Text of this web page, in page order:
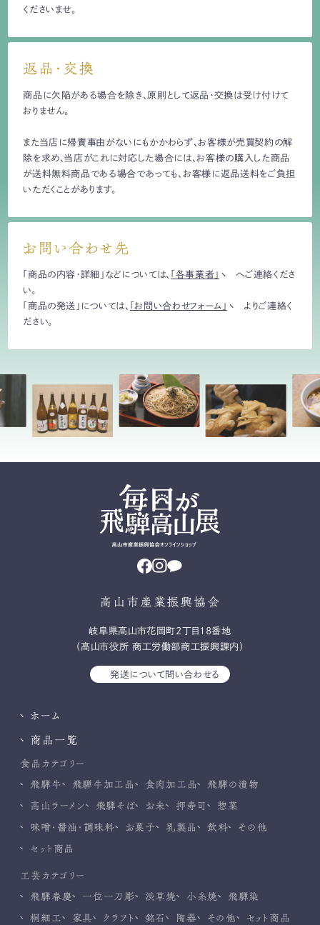
くださいませ。
返品・交換
商品に欠陥がある場合を除き、原則として返品・交換は受け付けて
おりません。
また当店に帰責事由がないにもかかわらず、お客様が売買契約の解
除を求め、当店がこれに対応した場合には、お客様の購入した商品
が送料無料商品である場合であっても、お客様に返品送料をご負担
いただくことがあります。
お問い合わせ先
「商品の内容・詳細」などについては、 「各事業者」
へご連絡くださ
い。
「商品の発送」については、
「お問い合わせフォーム」
よりご連絡く
ださい。
高山市産業振興協会
岐⾩県⾼⼭市花岡町2丁⽬18番地
（高山市役所 商工労働部商工振興課内）
発送について問い合わせる
ホーム
商品一覧
食品カテゴリー
飛騨牛 飛騨牛加工品 食肉加工品 飛騨の漬物
高山ラーメン 飛騨そば お米 押寿司 惣菜
味噌・醤油・調味料 お菓子 乳製品 飲料 その他
セット商品
工芸カテゴリー
飛騨春慶 一位一刀彫 渋草焼 小糸焼 飛騨染
桐細工 家具 クラフト 銘石 陶器 その他 セット商品